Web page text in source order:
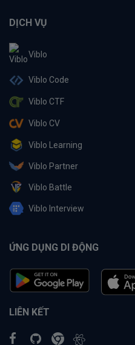
DỊCH VỤ
Viblo
Viblo Code
Viblo CTF
Viblo CV
Viblo Learning
Viblo Partner
Viblo Battle
Viblo Interview
ỨNG DỤNG DI ĐỘNG
LIÊN KẾT